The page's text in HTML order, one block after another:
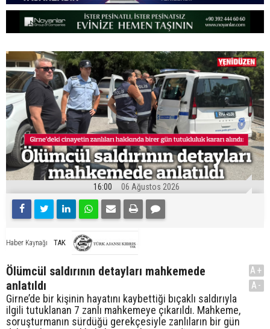
16:00 06 Ağustos 2026
Haber Kaynağı TAK
Ölümcül saldırının detayları mahkemede
anlatıldı
Girne’de bir kişinin hayatını kaybettiği bıçaklı saldırıyla
ilgili tutuklanan 7 zanlı mahkemeye çıkarıldı. Mahkeme,
soruşturmanın sürdüğü gerekçesiyle zanlıların bir gün
A+
A-